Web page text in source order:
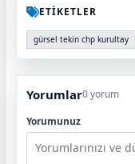
ETİKETLER
gürsel tekin chp kurultay
Yorumlar0 yorum
Yorumunuz